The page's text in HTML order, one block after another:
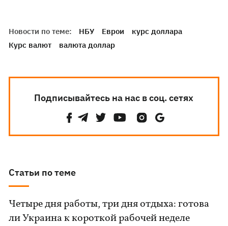
Новости по теме: НБУ Еврои
курс доллара
Курс валют
валюта доллар
Подписывайтесь на нас в соц. сетях
Статьи по теме
Четыре дня работы, три дня отдыха: готова
ли Украина к короткой рабочей неделе